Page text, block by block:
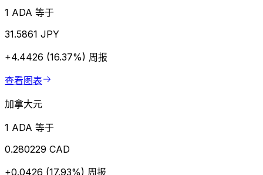
1 ADA 等于
31.5861 JPY
+4.4426 (16.37%) 周报
查看图表
加拿大元
1 ADA 等于
0.280229 CAD
+0.0426 (17.93%) 周报